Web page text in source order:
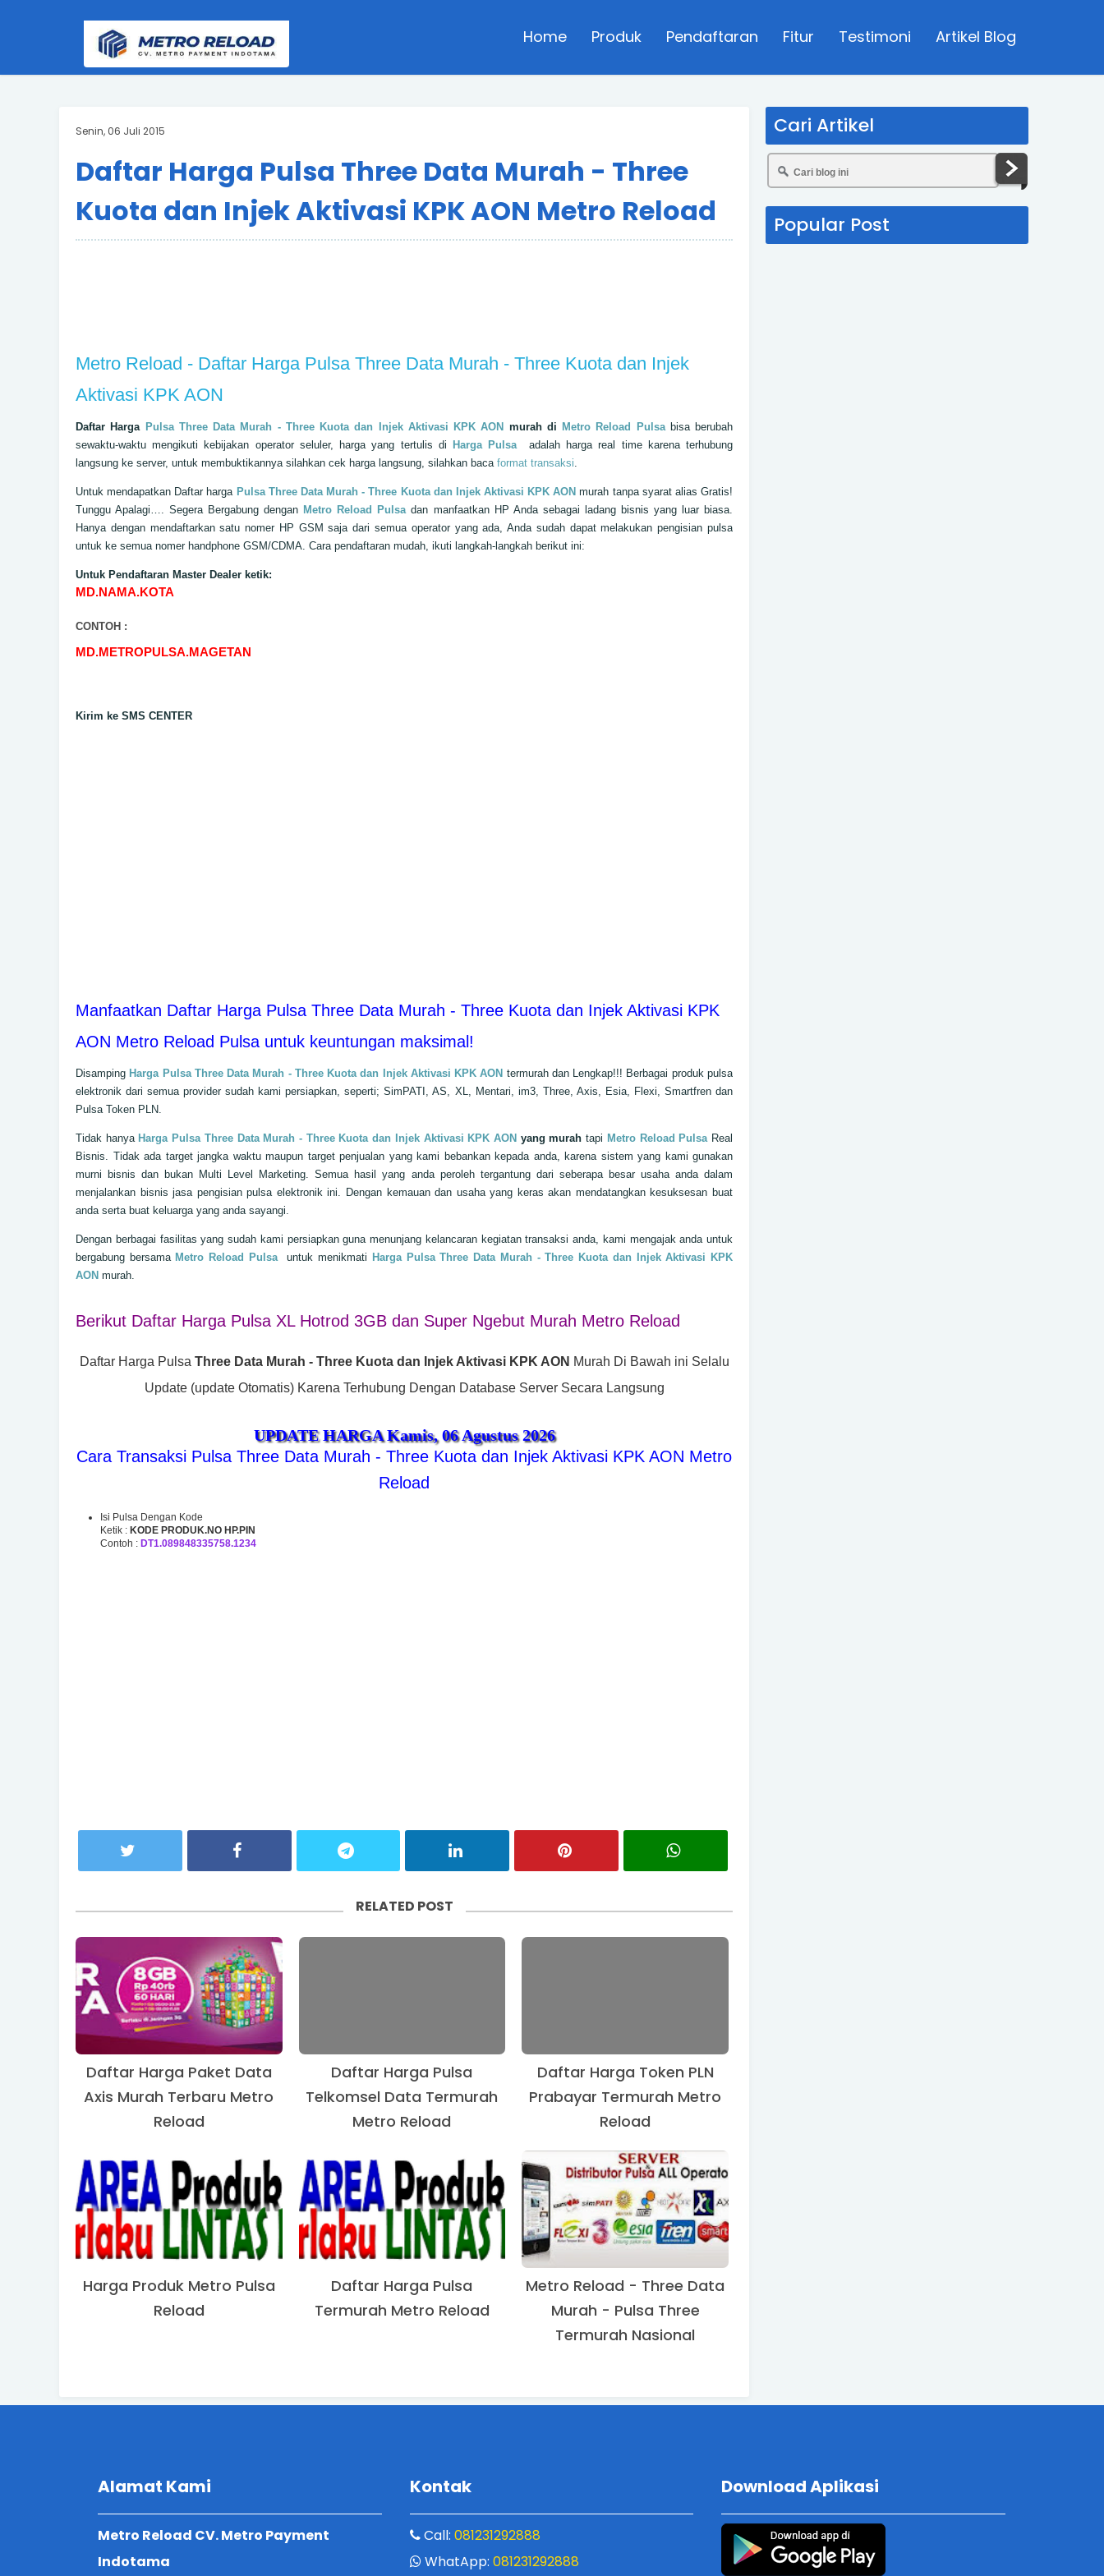
Home Produk Pendaftaran Fitur Testimoni Artikel Blog
Senin, 06 Juli 2015
Daftar Harga Pulsa Three Data Murah - Three
Kuota dan Injek Aktivasi KPK AON Metro Reload
Metro Reload - Daftar Harga Pulsa Three Data Murah - Three Kuota dan Injek
Aktivasi KPK AON
Daftar Harga Pulsa Three Data Murah - Three Kuota dan Injek Aktivasi KPK AON murah di Metro Reload Pulsabisa berubah
sewaktu-waktu mengikuti kebijakan operator seluler, harga yang tertulis di
Harga Pulsa
adalah harga real time karena terhubung
langsung ke server, untuk membuktikannya silahkan cek harga langsung, silahkan baca format transaksi.
Untuk mendapatkan Daftar harga Pulsa Three Data Murah - Three Kuota dan Injek Aktivasi KPK AON murah tanpa syarat alias Gratis!
Tunggu Apalagi…. Segera Bergabung dengan Metro Reload Pulsadan manfaatkan HP Anda sebagai ladang bisnis yang luar biasa.
Hanya dengan mendaftarkan satu nomer HP GSM saja dari semua operator yang ada, Anda sudah dapat melakukan pengisian pulsa
untuk ke semua nomer handphone GSM/CDMA. Cara pendaftaran mudah, ikuti langkah-langkah berikut ini:
Untuk Pendaftaran Master Dealer ketik:
MD.NAMA.KOTA
CONTOH :
MD.METROPULSA.MAGETAN
Kirim ke SMS CENTER
Manfaatkan Daftar Harga Pulsa Three Data Murah - Three Kuota dan Injek Aktivasi KPK
AON Metro Reload Pulsa untuk keuntungan maksimal!
Disamping Harga Pulsa Three Data Murah - Three Kuota dan Injek Aktivasi KPK AON termurah dan Lengkap!!! Berbagai produk pulsa
elektronik dari semua provider sudah kami persiapkan, seperti; SimPATI, AS, XL, Mentari, im3, Three, Axis, Esia, Flexi, Smartfren dan
Pulsa Token PLN.
Tidak hanya Harga Pulsa Three Data Murah - Three Kuota dan Injek Aktivasi KPK AON yang murah tapi Metro Reload Pulsa Real
Bisnis. Tidak ada target jangka waktu maupun target penjualan yang kami bebankan kepada anda, karena sistem yang kami gunakan
murni bisnis dan bukan Multi Level Marketing. Semua hasil yang anda peroleh tergantung dari seberapa besar usaha anda dalam
menjalankan bisnis jasa pengisian pulsa elektronik ini. Dengan kemauan dan usaha yang keras akan mendatangkan kesuksesan buat
anda serta buat keluarga yang anda sayangi.
Dengan berbagai fasilitas yang sudah kami persiapkan guna menunjang kelancaran kegiatan transaksi anda, kami mengajak anda untuk
bergabung bersama Metro Reload Pulsa untuk menikmati Harga Pulsa Three Data Murah - Three Kuota dan Injek Aktivasi KPK
AON murah.
Berikut Daftar Harga Pulsa XL Hotrod 3GB dan Super Ngebut Murah Metro Reload
Daftar Harga Pulsa Three Data Murah - Three Kuota dan Injek Aktivasi KPK AON Murah Di Bawah ini Selalu
Update (update Otomatis) Karena Terhubung Dengan Database Server Secara Langsung
UPDATE HARGAKamis, 06 Agustus 2026
Cara Transaksi Pulsa Three Data Murah - Three Kuota dan Injek Aktivasi KPK AON Metro
Reload
Isi Pulsa Dengan Kode
Ketik : KODE PRODUK.NO HP.PIN
Contoh : DT1.089848335758.1234
RELATED POST
Daftar Harga Paket Data
Axis Murah Terbaru Metro
Reload
Daftar Harga Pulsa
Telkomsel Data Termurah
Metro Reload
Daftar Harga Token PLN
Prabayar Termurah Metro
Reload
Harga Produk Metro Pulsa
Reload
Daftar Harga Pulsa
Termurah Metro Reload
Metro Reload - Three Data
Murah - Pulsa Three
Termurah Nasional
Cari Artikel
Popular Post
Alamat Kami
Metro Reload CV. Metro Payment
Indotama
Kontak
Call: 081231292888
WhatApp: 081231292888
Download Aplikasi